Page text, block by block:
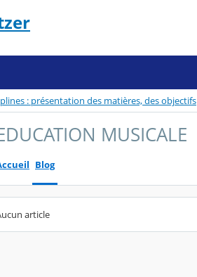
: présentation des matières, des objectifs
MUSICALE
Blog
article